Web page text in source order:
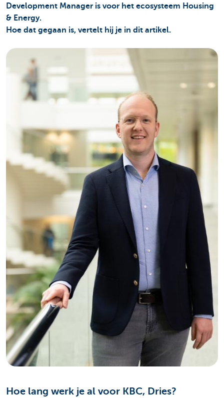
Development Manager is voor het ecosysteem Housing
& Energy.
Hoe dat gegaan is, vertelt hij je in dit artikel.
Hoe lang werk je al voor KBC, Dries?